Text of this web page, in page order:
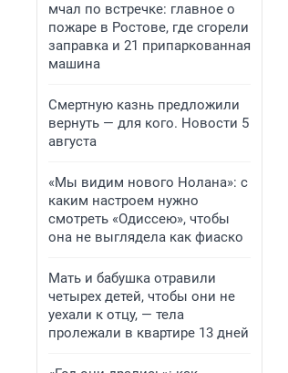
мчал по встречке: главное о
пожаре в Ростове, где сгорели
заправка и 21 припаркованная
машина
Смертную казнь предложили
вернуть — для кого. Новости 5
августа
«Мы видим нового Нолана»: с
каким настроем нужно
смотреть «Одиссею», чтобы
она не выглядела как фиаско
Мать и бабушка отравили
четырех детей, чтобы они не
уехали к отцу, — тела
пролежали в квартире 13 дней